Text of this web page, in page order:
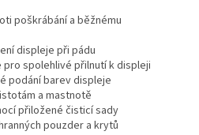
poškrábání a běžnému
displeje při pádu
spolehlivé přilnutí k displeji
podání barev displeje
a mastnotě
přiložené čisticí sady
pouzder a krytů